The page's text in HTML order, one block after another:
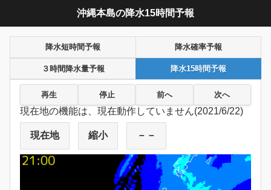
沖縄本島の降水15時間予報
降水短時間予報 降水確率予報
３時間降水量予報 降水15時間予報
再生 停止 前へ 次へ
現在地の機能は、現在動作していません(2021/6/22)
現在地 縮小 －－